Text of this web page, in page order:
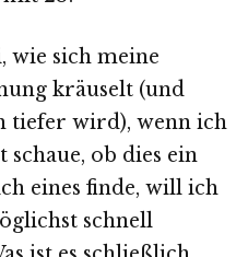
wie sich meine
kräuselt (und
tiefer wird), wenn ich
ob dies ein
eines finde, will ich
schnell